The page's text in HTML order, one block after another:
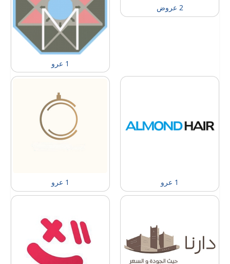
2 عروض
1 عرو
1 عرو 1 عرو